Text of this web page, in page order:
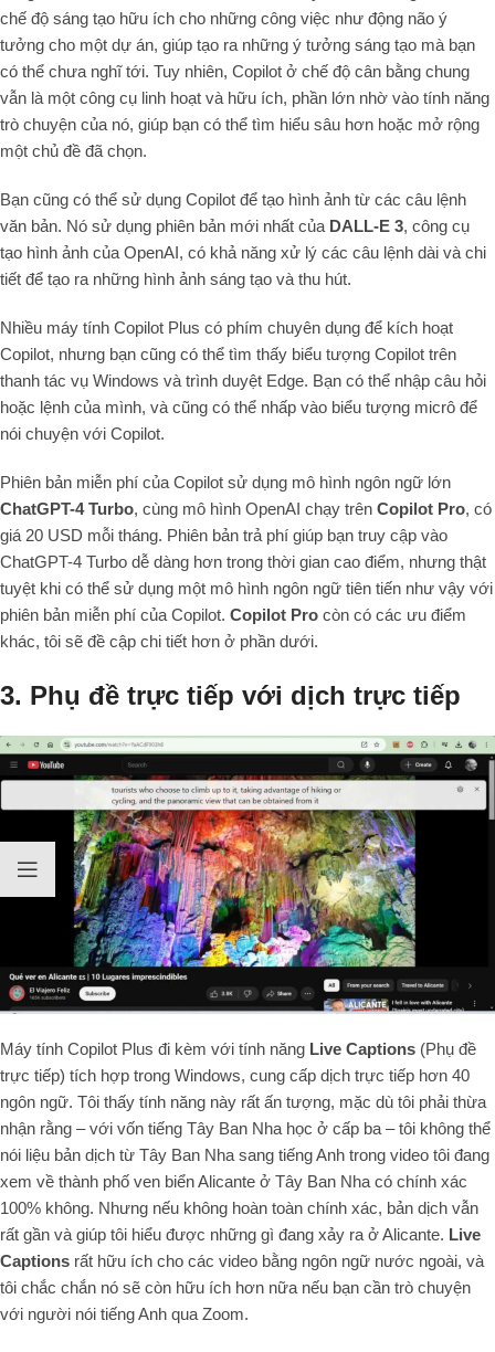
chế độ sáng tạo hữu ích cho những công việc như động não ý
tưởng cho một dự án, giúp tạo ra những ý tưởng sáng tạo mà bạn
có thể chưa nghĩ tới. Tuy nhiên, Copilot ở chế độ cân bằng chung
vẫn là một công cụ linh hoạt và hữu ích, phần lớn nhờ vào tính năng
trò chuyện của nó, giúp bạn có thể tìm hiểu sâu hơn hoặc mở rộng
một chủ đề đã chọn.
Bạn cũng có thể sử dụng Copilot để tạo hình ảnh từ các câu lệnh
văn bản. Nó sử dụng phiên bản mới nhất của DALL-E 3, công cụ
tạo hình ảnh của OpenAI, có khả năng xử lý các câu lệnh dài và chi
tiết để tạo ra những hình ảnh sáng tạo và thu hút.
Nhiều máy tính Copilot Plus có phím chuyên dụng để kích hoạt
Copilot, nhưng bạn cũng có thể tìm thấy biểu tượng Copilot trên
thanh tác vụ Windows và trình duyệt Edge. Bạn có thể nhập câu hỏi
hoặc lệnh của mình, và cũng có thể nhấp vào biểu tượng micrô để
nói chuyện với Copilot.
Phiên bản miễn phí của Copilot sử dụng mô hình ngôn ngữ lớn
ChatGPT-4 Turbo, cùng mô hình OpenAI chạy trên Copilot Pro, có
giá 20 USD mỗi tháng. Phiên bản trả phí giúp bạn truy cập vào
ChatGPT-4 Turbo dễ dàng hơn trong thời gian cao điểm, nhưng thật
tuyệt khi có thể sử dụng một mô hình ngôn ngữ tiên tiến như vậy với
phiên bản miễn phí của Copilot. Copilot Pro còn có các ưu điểm
khác, tôi sẽ đề cập chi tiết hơn ở phần dưới.
3. Phụ đề trực tiếp với dịch trực tiếp
Máy tính Copilot Plus đi kèm với tính năng Live Captions (Phụ đề
trực tiếp) tích hợp trong Windows, cung cấp dịch trực tiếp hơn 40
ngôn ngữ. Tôi thấy tính năng này rất ấn tượng, mặc dù tôi phải thừa
nhận rằng – với vốn tiếng Tây Ban Nha học ở cấp ba – tôi không thể
nói liệu bản dịch từ Tây Ban Nha sang tiếng Anh trong video tôi đang
xem về thành phố ven biển Alicante ở Tây Ban Nha có chính xác
100% không. Nhưng nếu không hoàn toàn chính xác, bản dịch vẫn
rất gần và giúp tôi hiểu được những gì đang xảy ra ở Alicante. Live
Captions rất hữu ích cho các video bằng ngôn ngữ nước ngoài, và
tôi chắc chắn nó sẽ còn hữu ích hơn nữa nếu bạn cần trò chuyện
với người nói tiếng Anh qua Zoom.